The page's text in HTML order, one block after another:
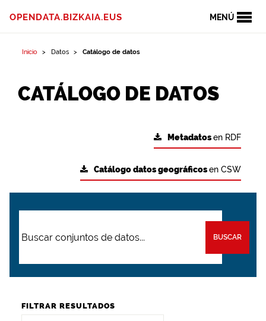
MENÚ
OPENDATA.BIZKAIA.EUS
Inicio Datos Catálogo de datos
CATÁLOGO DE DATOS
Metadatosen RDF
Catálogo datos geográficosen CSW
BUSCAR
FILTRAR RESULTADOS